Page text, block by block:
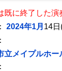
既に終了した演
2024年1月 14
立メイプルホー